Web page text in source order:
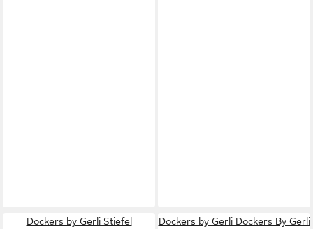
Dockers by Gerli Stiefel
Dockers by Gerli Dockers By Gerli